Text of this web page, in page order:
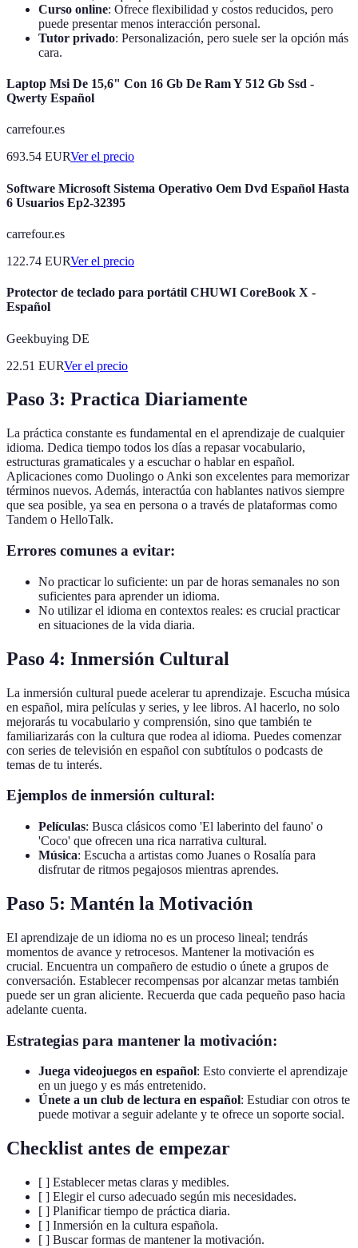
Curso online: Ofrece flexibilidad y costos reducidos, pero
puede presentar menos interacción personal.
Tutor privado: Personalización, pero suele ser la opción más
cara.
Laptop Msi De 15,6" Con 16 Gb De Ram Y 512 Gb Ssd -
Qwerty Español
carrefour.es
693.54 EURVer el precio
Software Microsoft Sistema Operativo Oem Dvd Español Hasta
6 Usuarios Ep2-32395
carrefour.es
122.74 EURVer el precio
Protector de teclado para portátil CHUWI CoreBook X -
Español
Geekbuying DE
22.51 EURVer el precio
Paso 3: Practica Diariamente
La práctica constante es fundamental en el aprendizaje de cualquier
idioma. Dedica tiempo todos los días a repasar vocabulario,
estructuras gramaticales y a escuchar o hablar en español.
Aplicaciones como Duolingo o Anki son excelentes para memorizar
términos nuevos. Además, interactúa con hablantes nativos siempre
que sea posible, ya sea en persona o a través de plataformas como
Tandem o HelloTalk.
Errores comunes a evitar:
No practicar lo suficiente: un par de horas semanales no son
suficientes para aprender un idioma.
No utilizar el idioma en contextos reales: es crucial practicar
en situaciones de la vida diaria.
Paso 4: Inmersión Cultural
La inmersión cultural puede acelerar tu aprendizaje. Escucha música
en español, mira películas y series, y lee libros. Al hacerlo, no solo
mejorarás tu vocabulario y comprensión, sino que también te
familiarizarás con la cultura que rodea al idioma. Puedes comenzar
con series de televisión en español con subtítulos o podcasts de
temas de tu interés.
Ejemplos de inmersión cultural:
Películas: Busca clásicos como 'El laberinto del fauno' o
'Coco' que ofrecen una rica narrativa cultural.
Música: Escucha a artistas como Juanes o Rosalía para
disfrutar de ritmos pegajosos mientras aprendes.
Paso 5: Mantén la Motivación
El aprendizaje de un idioma no es un proceso lineal; tendrás
momentos de avance y retrocesos. Mantener la motivación es
crucial. Encuentra un compañero de estudio o únete a grupos de
conversación. Establecer recompensas por alcanzar metas también
puede ser un gran aliciente. Recuerda que cada pequeño paso hacia
adelante cuenta.
Estrategias para mantener la motivación:
Juega videojuegos en español: Esto convierte el aprendizaje
en un juego y es más entretenido.
Únete a un club de lectura en español: Estudiar con otros te
puede motivar a seguir adelante y te ofrece un soporte social.
Checklist antes de empezar
[ ] Establecer metas claras y medibles.
[ ] Elegir el curso adecuado según mis necesidades.
[ ] Planificar tiempo de práctica diaria.
[ ] Inmersión en la cultura española.
[ ] Buscar formas de mantener la motivación.